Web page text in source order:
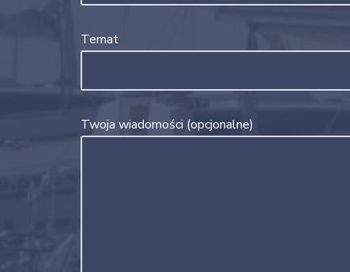
Temat
Twoja wiadomości (opcjonalne)